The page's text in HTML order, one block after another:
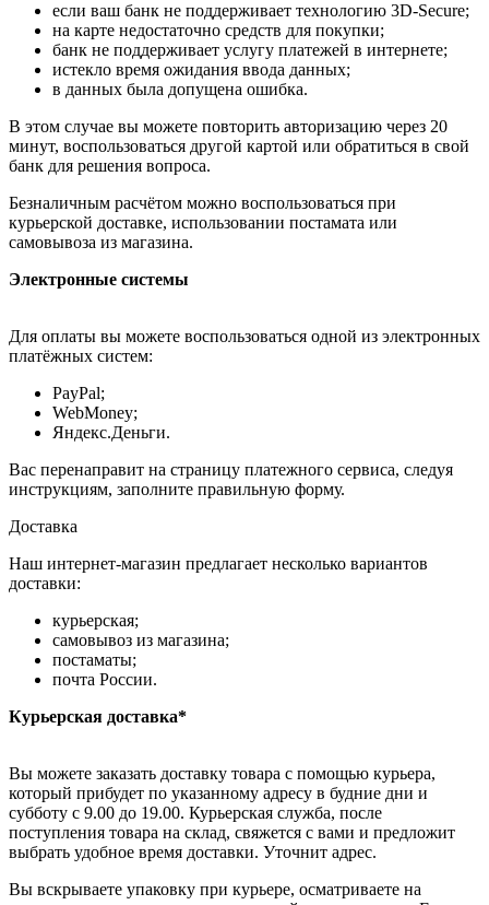
если ваш банк не поддерживает технологию 3D-Secure;
на карте недостаточно средств для покупки;
банк не поддерживает услугу платежей в интернете;
истекло время ожидания ввода данных;
в данных была допущена ошибка.
В этом случае вы можете повторить авторизацию через 20
минут, воспользоваться другой картой или обратиться в свой
банк для решения вопроса.
Безналичным расчётом можно воспользоваться при
курьерской доставке, использовании постамата или
самовывоза из магазина.
Электронные системы
Для оплаты вы можете воспользоваться одной из электронных
платёжных систем:
PayPal;
WebMoney;
Яндекс.Деньги.
Вас перенаправит на страницу платежного сервиса, следуя
инструкциям, заполните правильную форму.
Доставка
Наш интернет-магазин предлагает несколько вариантов
доставки:
курьерская;
самовывоз из магазина;
постаматы;
почта России.
Курьерская доставка*
Вы можете заказать доставку товара с помощью курьера,
который прибудет по указанному адресу в будние дни и
субботу с 9.00 до 19.00. Курьерская служба, после
поступления товара на склад, свяжется с вами и предложит
выбрать удобное время доставки. Уточнит адрес.
Вы вскрываете упаковку при курьере, осматриваете на